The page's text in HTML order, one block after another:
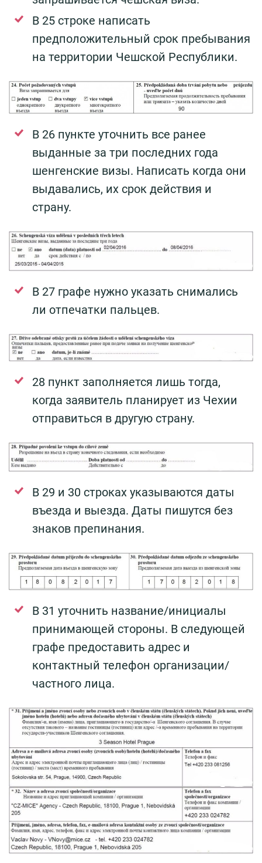
В 25 строке написать
предположительный срок пребывания
на территории Чешской Республики.
В 26 пункте уточнить все ранее
выданные за три последних года
шенгенские визы. Написать когда они
выдавались, их срок действия и
страну.
В 27 графе нужно указать снимались
ли отпечатки пальцев.
28 пункт заполняется лишь тогда,
когда заявитель планирует из Чехии
отправиться в другую страну.
В 29 и 30 строках указываются даты
въезда и выезда. Даты пишутся без
знаков препинания.
В 31 уточнить название/инициалы
принимающей стороны. В следующей
графе предоставить адрес и
контактный телефон организации/
частного лица.